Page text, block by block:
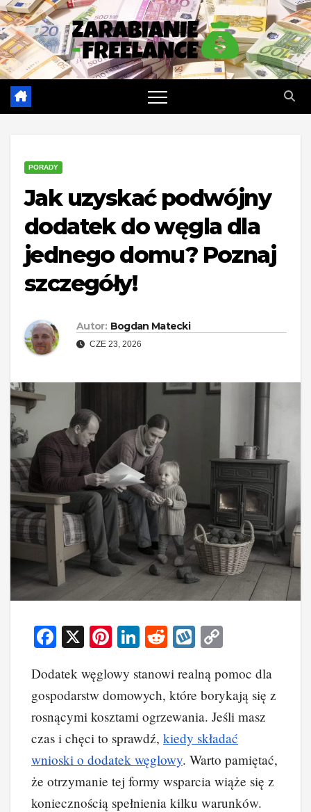
Skip
to
content
PORADY
Jak uzyskać podwójny
dodatek do węgla dla
jednego domu? Poznaj
szczegóły!
Autor: Bogdan Matecki
CZE 23, 2026
F
c
e
b
o
o
k
X
Pi
er
e
st
Li
k
e
dI
n
R
d
di
t
W
o
p
p
y
Li
n
k
Dodatek węglowy stanowi realną pomoc dla
gospodarstw domowych, które borykają się z
rosnącymi kosztami ogrzewania. Jeśli masz
czas i chęci to sprawdź, kiedy składać
wnioski o dodatek węglowy. Warto pamiętać,
że otrzymanie tej formy wsparcia wiąże się z
koniecznością spełnienia kilku warunków.